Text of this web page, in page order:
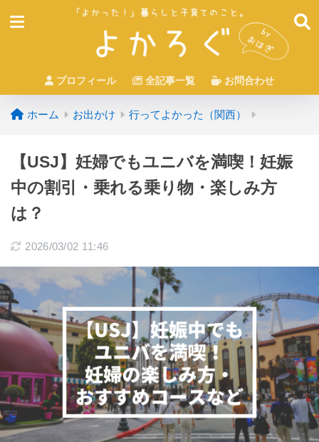
プロフィール 全記事一覧 お問合わせ
ホーム お出かけ 行ってよかった（関西）
【USJ】妊婦でもユニバを満喫！妊娠
中の割引・乗れる乗り物・楽しみ方
は？
2026/03/02 11:46